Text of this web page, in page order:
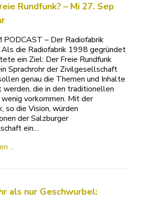
Rundfunk? – Mi 27. Sep
PODCAST – Der Radiofabrik
die Radiofabrik 1998 gegründet
ein Ziel: Der Freie Rundfunk
Sprachrohr der Zivilgesellschaft
genau die Themen und Inhalte
werden, die in den traditionellen
vorkommen. Mit der
so die Vision, würden
der Salzburger
ein…
...
als nur Geschwurbel: